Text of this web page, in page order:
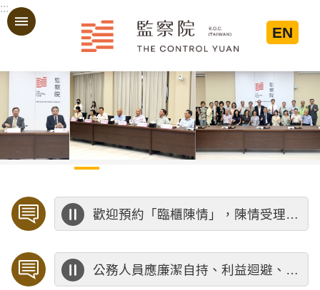
跳到主要內容區塊
:::
EN
歡迎預約「臨櫃陳情」，陳情受理中心將優先排定人員與您接談，釐清案情爭點後收案處理，以節省您的寶貴時間。
公務人員應廉潔自持、利益迴避、依法公正執行公務～考試院公務人員保障暨培訓委員會～